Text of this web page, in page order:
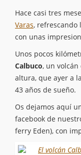
Hace casi tres
Varas, refrescando
con unas
Unos pocos
Calbuco, un volcán
altura, que ayer a
43 años de sueño.
Os dejamos aquí
facebook de
ferry Eden), con